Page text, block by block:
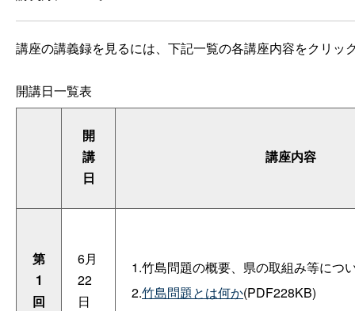
講座の講義録を見るには、下記一覧の各講座内容をクリ
開講日一覧表
開
講
日
講座内容
第
1
回
6月
22
日
1.竹島問題の概要、県の取組み等につ
2.竹島問題とは何か(PDF228KB)